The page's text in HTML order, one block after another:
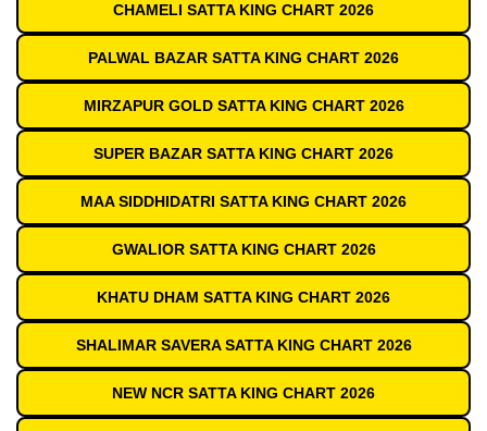
CHAMELI SATTA KING CHART 2026
PALWAL BAZAR SATTA KING CHART 2026
MIRZAPUR GOLD SATTA KING CHART 2026
SUPER BAZAR SATTA KING CHART 2026
MAA SIDDHIDATRI SATTA KING CHART 2026
GWALIOR SATTA KING CHART 2026
KHATU DHAM SATTA KING CHART 2026
SHALIMAR SAVERA SATTA KING CHART 2026
NEW NCR SATTA KING CHART 2026